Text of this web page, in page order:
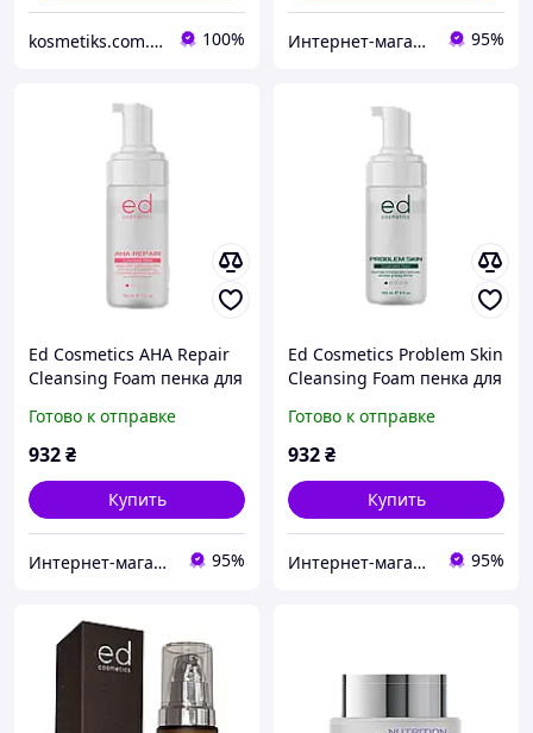
kosmetiks.com.ua 100% Интернет-магазин "Забавки" 95%
Ed Cosmetics AHA Repair
Cleansing Foam пенка для
АНА 150ml
Готово к отправке
932₴
Купить
Интернет-магазин "Забавки" 95%
Ed Cosmetics Problem Skin
Cleansing Foam пенка для
кожи 150ml
Готово к отправке
932₴
Купить
Интернет-магазин "Забавки" 95%